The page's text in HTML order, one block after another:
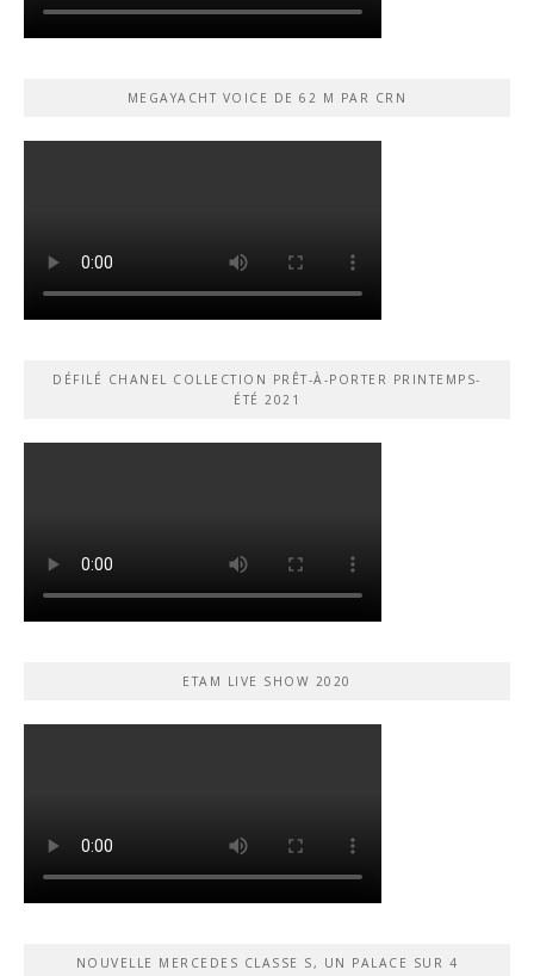
MEGAYACHT VOICE DE 62 M PAR CRN
DÉFILÉ CHANEL COLLECTION PRÊT-À-PORTER PRINTEMPS-
ÉTÉ 2021
ETAM LIVE SHOW 2020
NOUVELLE MERCEDES CLASSE S, UN PALACE SUR 4